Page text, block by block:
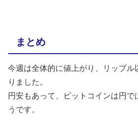
まとめ
今週は全体的に値上がり、リップル
りました。
円安もあって、ビットコインは円で
うです。